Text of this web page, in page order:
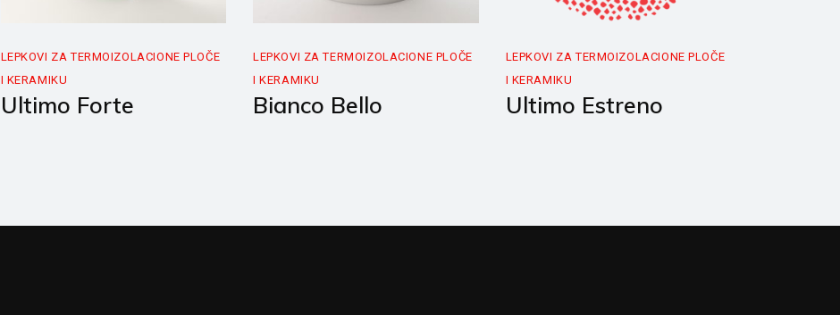
LEPKOVI ZA TERMOIZOLACIONE PLOČE
I KERAMIKU
Ultimo Forte
LEPKOVI ZA TERMOIZOLACIONE PLOČE
I KERAMIKU
Bianco Bello
LEPKOVI ZA TERMOIZOLACIONE PLOČE
I KERAMIKU
Ultimo Estreno